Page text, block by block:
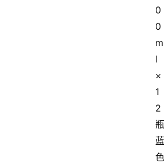
0
0
m
l
×
1
2
瓶
蓝
色